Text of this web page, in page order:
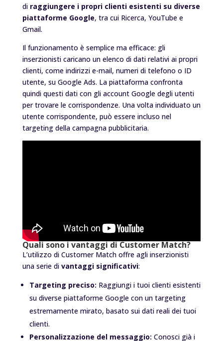
di raggiungere i propri clienti esistenti su diverse
piattaforme Google, tra cui Ricerca, YouTube e
Gmail.
Il funzionamento è semplice ma efficace: gli
inserzionisti caricano un elenco di dati relativi ai propri
clienti, come indirizzi e-mail, numeri di telefono o ID
utente, su Google Ads. La piattaforma confronta
quindi questi dati con gli account Google degli utenti
per trovare le corrispondenze. Una volta individuato un
utente corrispondente, può essere incluso nel
targeting della campagna pubblicitaria.
Quali sono i vantaggi di Customer Match?
L’utilizzo di Customer Match offre agli inserzionisti
una serie di vantaggi significativi:
Targeting preciso: Raggiungi i tuoi clienti esistenti
su diverse piattaforme Google con un targeting
estremamente mirato, basato sui dati reali dei tuoi
clienti.
Personalizzazione del messaggio: Conosci già i